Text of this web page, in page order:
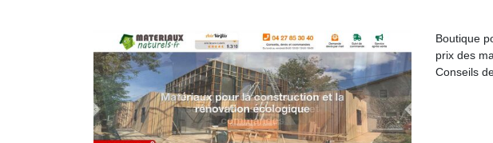
Boutique
prix des
Conseils